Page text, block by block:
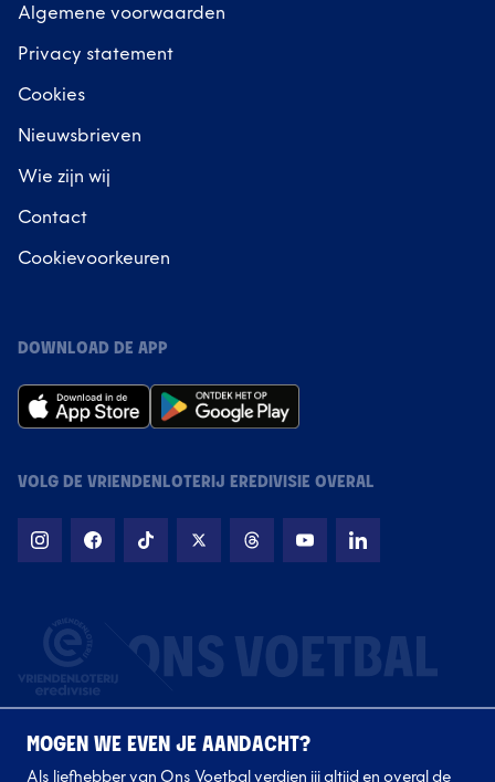
Algemene voorwaarden
Privacy statement
Cookies
Nieuwsbrieven
Wie zijn wij
Contact
Cookievoorkeuren
DOWNLOAD DE APP
VOLG DE VRIENDENLOTERIJ EREDIVISIE OVERAL
MOGEN WE EVEN JE AANDACHT?
Als liefhebber van Ons Voetbal verdien jij altijd en overal de